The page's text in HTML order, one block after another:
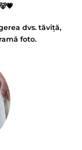
dvs. tăviță,
foto.